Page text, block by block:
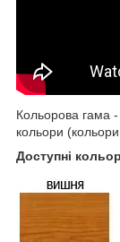
Кольорова гама -
кольори
Доступні